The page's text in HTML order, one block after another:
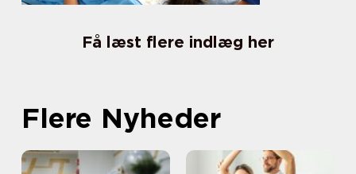
Få læst flere indlæg her
Flere Nyheder